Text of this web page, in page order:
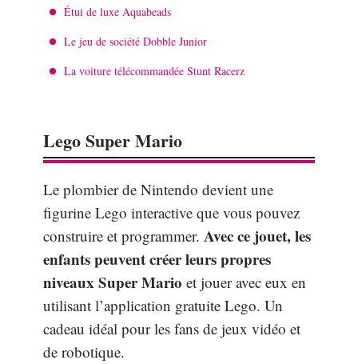
Étui de luxe Aquabeads
Le jeu de société Dobble Junior
La voiture télécommandée Stunt Racerz
Lego Super Mario
Le plombier de Nintendo devient une
figurine Lego interactive que vous pouvez
construire et programmer. Avec ce jouet, les
enfants peuvent créer leurs propres
niveaux Super Mario et jouer avec eux en
utilisant l’application gratuite Lego. Un
cadeau idéal pour les fans de jeux vidéo et
de robotique.